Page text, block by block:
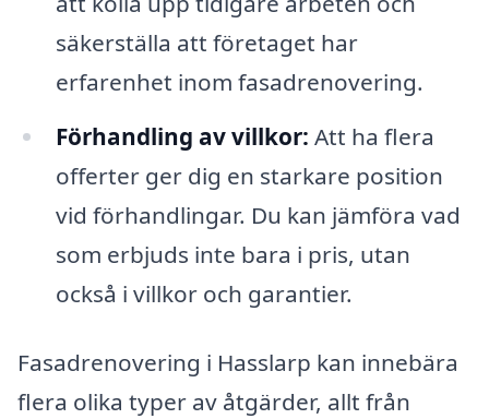
säkerställa att företaget har
erfarenhet inom fasadrenovering.
Förhandling av villkor: Att ha flera
offerter ger dig en starkare position
vid förhandlingar. Du kan jämföra vad
som erbjuds inte bara i pris, utan
också i villkor och garantier.
Fasadrenovering i Hasslarp kan innebära
flera olika typer av åtgärder, allt från